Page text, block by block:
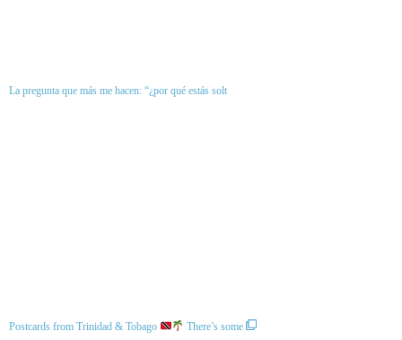
La pregunta que más me hacen: “¿por qué estás solt
Postcards from Trinidad & Tobago There’s some